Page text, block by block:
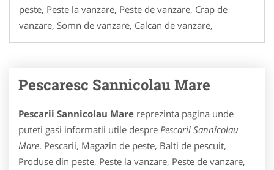
peste, Peste la vanzare, Peste de vanzare, Crap de
vanzare, Somn de vanzare, Calcan de vanzare,
Pescaresc Sannicolau Mare
Pescarii Sannicolau Mare reprezinta pagina unde
puteti gasi informatii utile despre Pescarii Sannicolau
Mare. Pescarii, Magazin de peste, Balti de pescuit,
Produse din peste, Peste la vanzare, Peste de vanzare,